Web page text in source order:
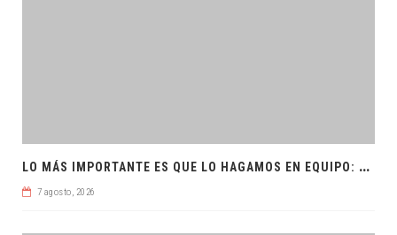
L
O MÁS IMPORTANTE ES QUE LO HAGAMOS EN EQUIPO: CPL
7 agosto, 2026